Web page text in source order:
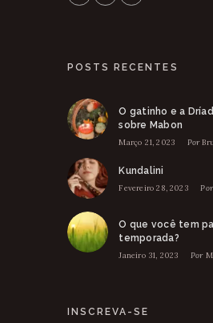
POSTS RECENTES
O gatinho e a
sobre Mabon
Março 21, 2023 Por
Kundalini
Fevereiro 28, 2023
O que você tem
temporada?
Janeiro 31, 2023 Por
INSCREVA-SE